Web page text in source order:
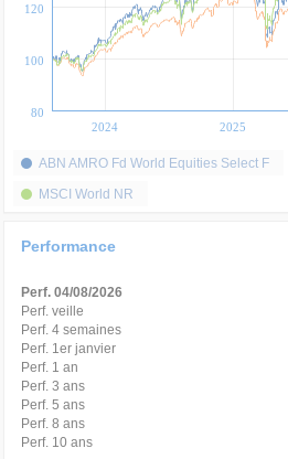
2024 2025
80
100
120
ABN AMRO Fd World Equities Select F
MSCI World NR
Performance
Perf. 04/08/2026
Perf. veille
Perf. 4 semaines
Perf. 1er janvier
Perf. 1 an
Perf. 3 ans
Perf. 5 ans
Perf. 8 ans
Perf. 10 ans